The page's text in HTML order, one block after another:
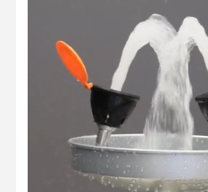
い
緊急 シャワー と 目 洗い
温水 眼洗剤
壁に装着された眼洗いステ
カウンタートップの眼洗い